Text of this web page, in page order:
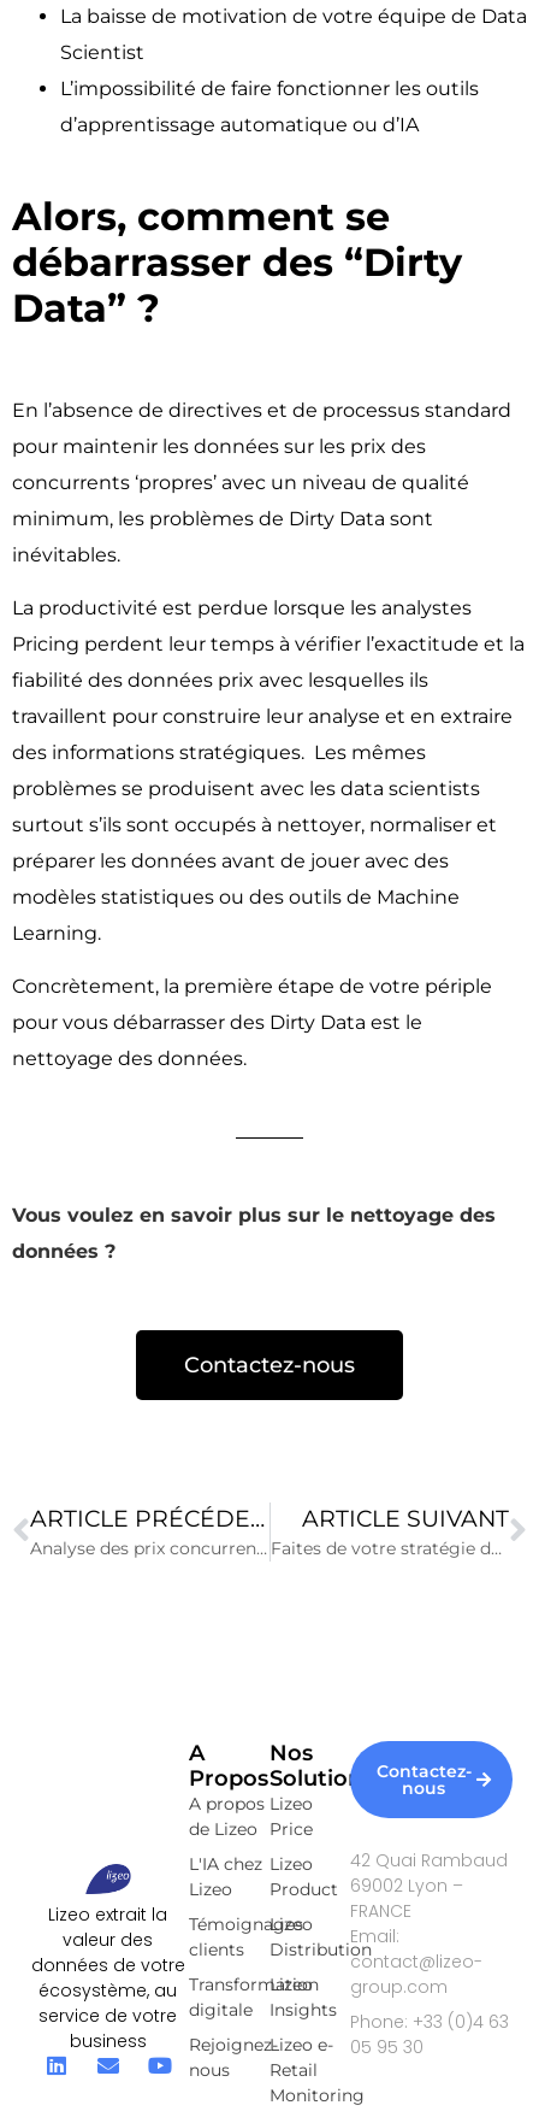
La baisse de motivation de votre équipe de Data
Scientist
L’impossibilité de faire fonctionner les outils
d’apprentissage automatique ou d’IA
Alors, comment se
débarrasser des “Dirty
Data” ?
En l’absence de directives et de processus standard
pour maintenir les données sur les prix des
concurrents ‘propres’ avec un niveau de qualité
minimum, les problèmes de Dirty Data sont
inévitables.
La productivité est perdue lorsque les analystes
Pricing perdent leur temps à vérifier l’exactitude et la
fiabilité des données prix avec lesquelles ils
travaillent pour construire leur analyse et en extraire
des informations stratégiques. Les mêmes
problèmes se produisent avec les data scientists
surtout s’ils sont occupés à nettoyer, normaliser et
préparer les données avant de jouer avec des
modèles statistiques ou des outils de Machine
Learning.
Concrètement, la première étape de votre périple
pour vous débarrasser des Dirty Data est le
nettoyage des données.
Vous voulez en savoir plus sur le nettoyage des
données ?
Contactez-nous
ARTICLE PRÉCÉDENT
Analyse des prix concurrents : le couple information produit & donnée prix
ARTICLE SUIVANT
Faites de votre stratégie de pricing un avantage compétitif !
Lizeo extrait la
valeur des
données de votre
écosystème, au
service de votre
business
Nos
Solutions
Lizeo
Price
Lizeo
Product
Lizeo
Distribution
Lizeo
Insights
Lizeo e-
Retail
Monitoring
A
Propos
A propos
de Lizeo
L'IA chez
Lizeo
Témoignages
clients
Transformation
digitale
Rejoignez-
nous
Contactez-
nous
42 Quai Rambaud
69002 Lyon –
FRANCE
Email:
contact@lizeo-
group.com
Phone: +33 (0)4 63
05 95 30